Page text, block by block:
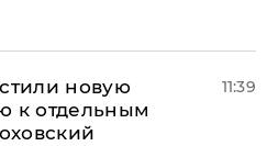
новую
к отдельным
11:39